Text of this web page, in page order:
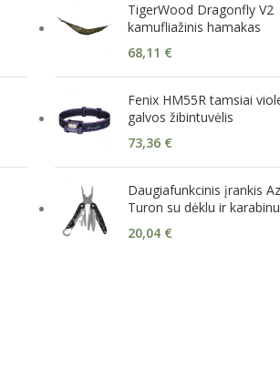
TigerWood Dragonfly V2
kamufliažinis hamakas
68,11 €
Fenix HM55R tamsiai
galvos žibintuvėlis
73,36 €
Daugiafunkcinis įrankis
Turon su dėklu ir karabinu
20,04 €